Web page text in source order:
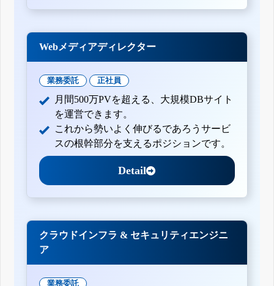
Webメディアディレクター
業務委託 正社員
月間500万PVを超える、大規模DBサイト
を運営できます。
これから勢いよく伸びるであろうサービ
スの根幹部分を支えるポジションです。
Detail
クラウドインフラ & セキュリティエンジニ
ア
業務委託